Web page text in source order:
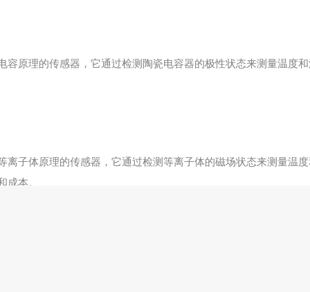
容原理的传感器，它通过检测陶瓷电容器的极性状态来测量温度
离子体原理的传感器，它通过检测等离子体的磁场状态来测量温
本。